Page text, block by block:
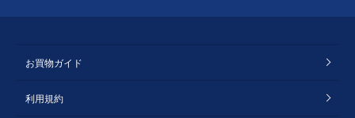
お買物ガイド
利用規約